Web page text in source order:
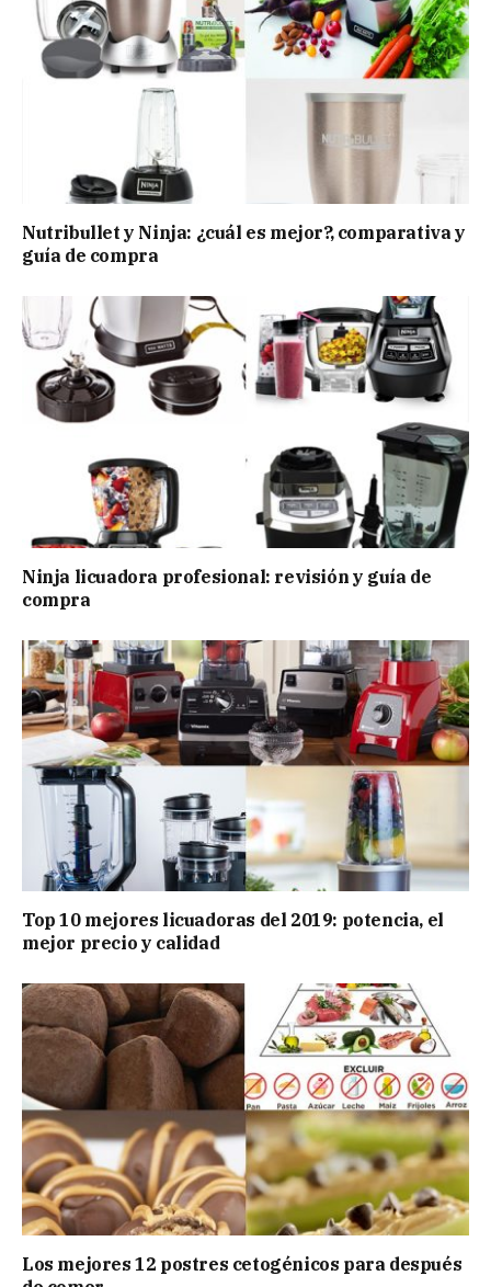
Nutribullet y Ninja: ¿cuál es mejor?, comparativa y
guía de compra
Ninja licuadora profesional: revisión y guía de
compra
Top 10 mejores licuadoras del 2019: potencia, el
mejor precio y calidad
Los mejores 12 postres cetogénicos para después